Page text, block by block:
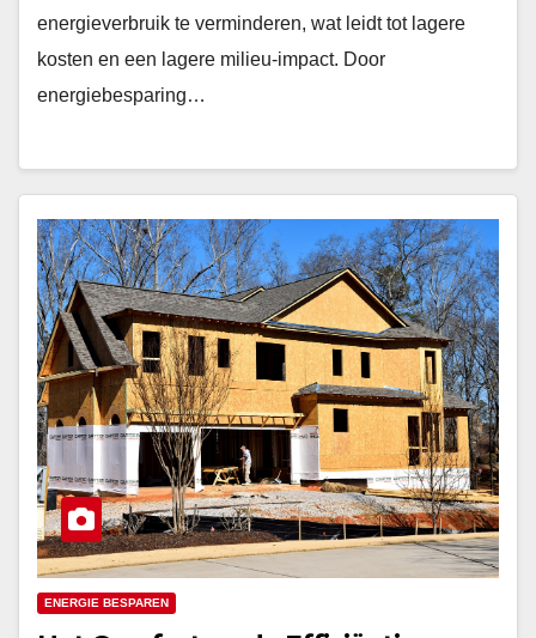
energieverbruik te verminderen, wat leidt tot lagere
kosten en een lagere milieu-impact. Door
energiebesparing…
ENERGIE BESPAREN